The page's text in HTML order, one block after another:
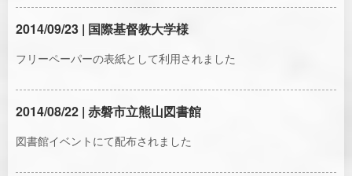
2014/09/23 | 国際基督教大学様
フリーペーパーの表紙として利用されました
2014/08/22 | 赤磐市立熊山図書館
図書館イベントにて配布されました